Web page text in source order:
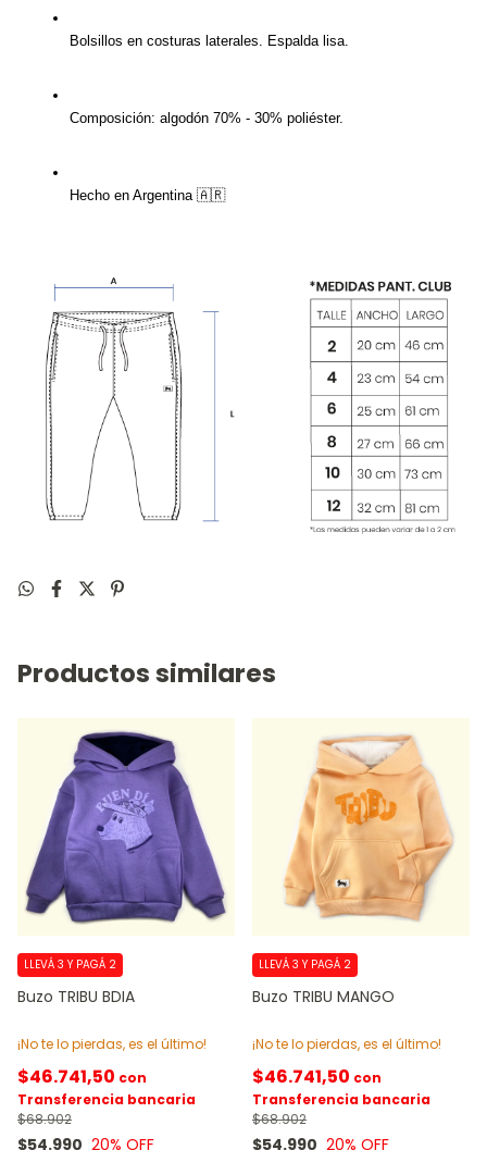
Bolsillos en costuras laterales. Espalda lisa.
Composición: algodón 70% - 30% poliéster.
Hecho en Argentina 🇦🇷
Productos similares
Buzo TRIBU BDIA
$54.990
$68.902
20% OFF
LLEVÁ 3 Y PAGÁ 2
$46.741,50 con
Transferencia bancaria
¡No te lo pierdas, es el último!
Buzo TRIBU MANGO
$54.990
$68.902
20% OFF
LLEVÁ 3 Y PAGÁ 2
$46.741,50 con
Transferencia bancaria
¡No te lo pierdas, es el último!